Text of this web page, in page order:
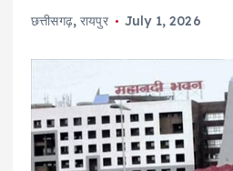
छत्तीसगढ़,रायपुर July 1, 2026